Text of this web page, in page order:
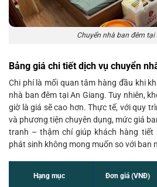
Chuyển nhà ban đêm tại
Bảng giá chi tiết dịch vụ chuyển
Chi phí là mối quan tâm hàng đầu khi
nhà ban đêm tại An Giang. Tuy nhiên,
giờ là giá sẽ cao hơn. Thực tế, với quy
và phương tiện chuyên dụng, mức giá
tranh – thậm chí giúp khách hàng tiết
phát sinh không mong muốn so với ban
Hạng mục Đơn giá (VNĐ)